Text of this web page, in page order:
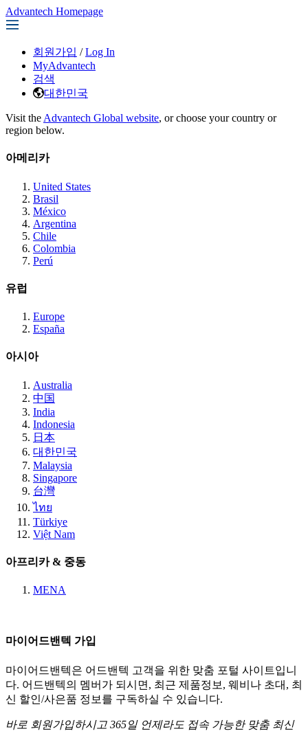
Advantech Homepage
회원가입 / Log In
MyAdvantech
검색
대한민국
Visit the Advantech Global website, or choose your country or
region below.
아메리카
United States
Brasil
México
Argentina
Chile
Colombia
Perú
유럽
Europe
España
아시아
Australia
中国
India
Indonesia
日本
대한민국
Malaysia
Singapore
台灣
ไทย
Türkiye
Việt Nam
아프리카 & 중동
MENA
마이어드밴텍 가입
마이어드밴텍은 어드밴텍 고객을 위한 맞춤 포털 사이트입니
다. 어드밴텍의 멤버가 되시면, 최근 제품정보, 웨비나 초대, 최
신 할인/사은품 정보를 구독하실 수 있습니다.
바로 회원가입하시고 365일 언제라도 접속 가능한 맞춤 최신